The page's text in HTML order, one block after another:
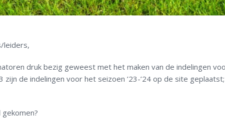
leiders,
druk bezig geweest met het maken van de indelingen
zijn de indelingen voor het seizoen ’23-’24 op de site